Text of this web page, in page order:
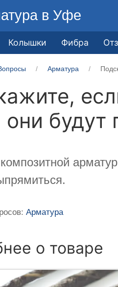
в Уфе
Колышки Фибра
Арматура
они будут
Арматура
о товаре